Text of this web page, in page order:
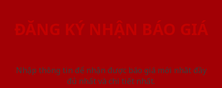
ĐĂNG KÝ NHẬN BÁO GIÁ
Nhập thông tin để nhận được báo giá mới nhât đầy
đủ nhất và chi tiết nhất.